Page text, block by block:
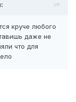
круче любого
даже не
что для